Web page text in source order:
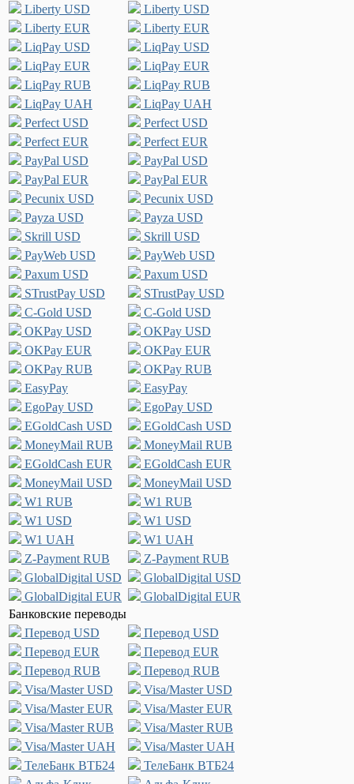
Liberty USD
Liberty USD
Liberty EUR
Liberty EUR
LiqPay USD
LiqPay USD
LiqPay EUR
LiqPay EUR
LiqPay RUB
LiqPay RUB
LiqPay UAH
LiqPay UAH
Perfect USD
Perfect USD
Perfect EUR
Perfect EUR
PayPal USD
PayPal USD
PayPal EUR
PayPal EUR
Pecunix USD
Pecunix USD
Payza USD
Payza USD
Skrill USD
Skrill USD
PayWeb USD
PayWeb USD
Paxum USD
Paxum USD
STrustPay USD
STrustPay USD
C-Gold USD
C-Gold USD
OKPay USD
OKPay USD
OKPay EUR
OKPay EUR
OKPay RUB
OKPay RUB
EasyPay
EasyPay
EgoPay USD
EgoPay USD
EGoldCash USD
EGoldCash USD
MoneyMail RUB
MoneyMail RUB
EGoldCash EUR
EGoldCash EUR
MoneyMail USD
MoneyMail USD
W1 RUB
W1 RUB
W1 USD
W1 USD
W1 UAH
W1 UAH
Z-Payment RUB
Z-Payment RUB
GlobalDigital USD
GlobalDigital USD
GlobalDigital EUR
GlobalDigital EUR
Банковские переводы
Перевод USD
Перевод USD
Перевод EUR
Перевод EUR
Перевод RUB
Перевод RUB
Visa/Master USD
Visa/Master USD
Visa/Master EUR
Visa/Master EUR
Visa/Master RUB
Visa/Master RUB
Visa/Master UAH
Visa/Master UAH
ТелеБанк ВТБ24
ТелеБанк ВТБ24